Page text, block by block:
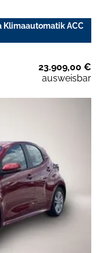
Klimaautomatik ACC
23.909,00 €
ausweisbar